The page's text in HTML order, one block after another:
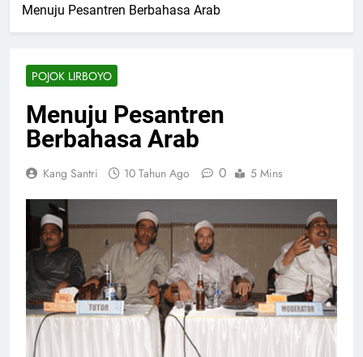
Menuju Pesantren Berbahasa Arab
POJOK LIRBOYO
Menuju Pesantren
Berbahasa Arab
Kang Santri 10 Tahun Ago 0 5 Mins